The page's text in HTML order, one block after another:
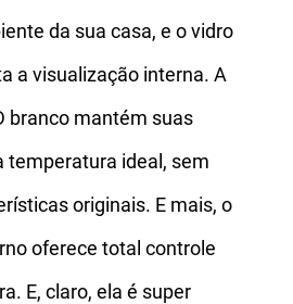
da sua casa, e o vidro
a visualização interna. A
branco mantém suas
temperatura ideal, sem
originais. E mais, o
oferece total controle
E, claro, ela é super